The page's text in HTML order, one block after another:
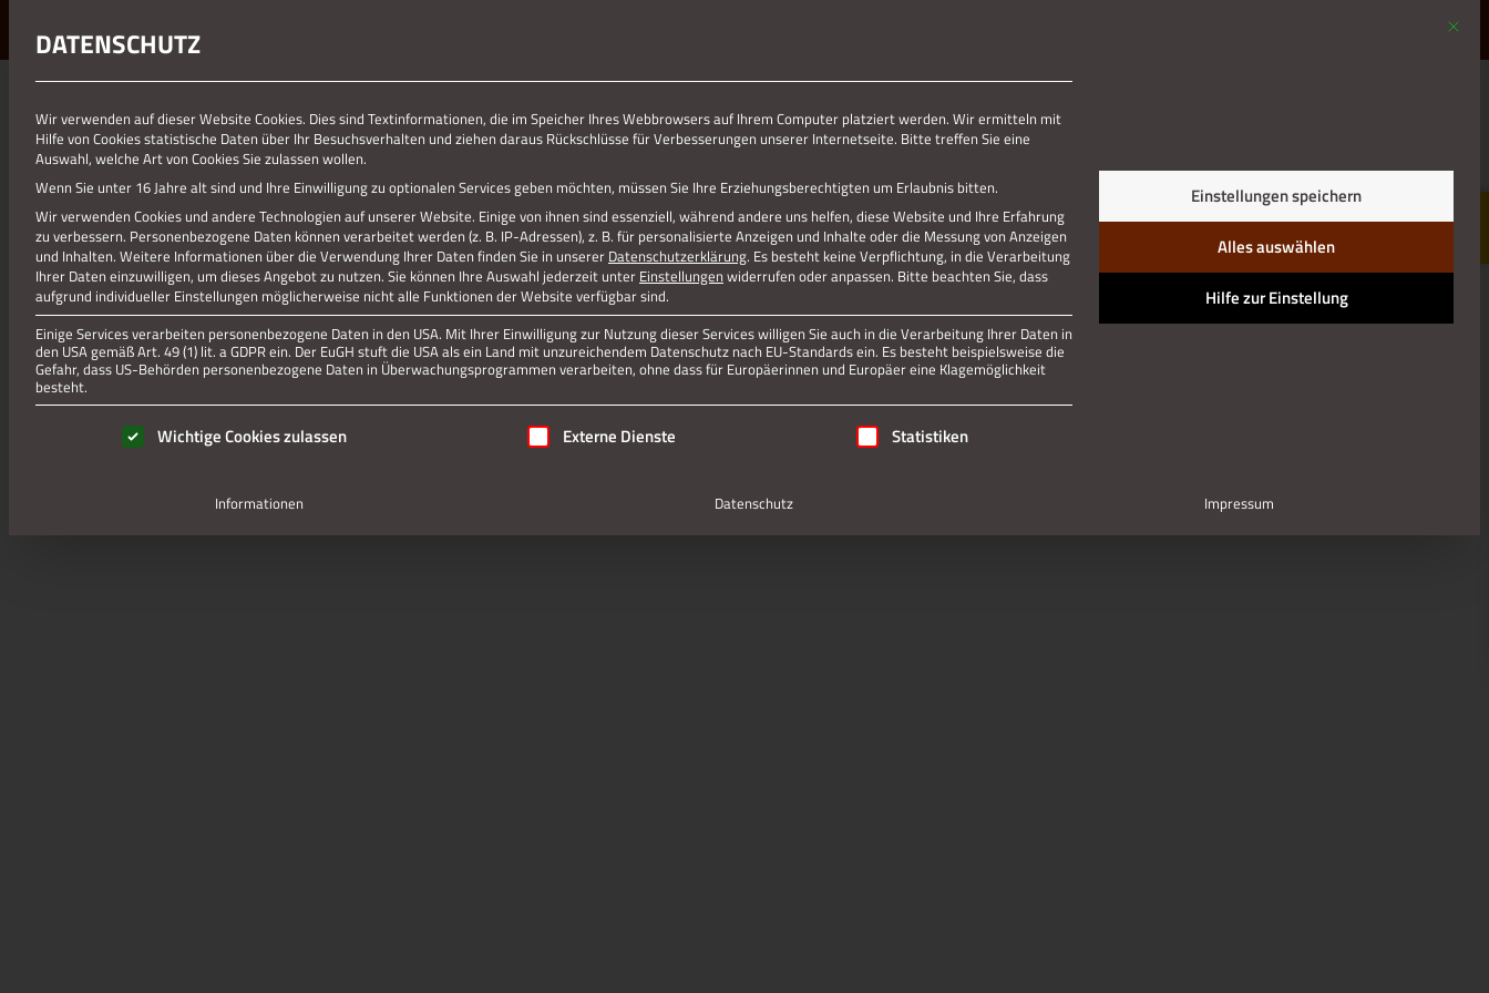
01.01.1970
LATE NIGHT SHOPPING – LAURA MARKENSTEINER Jetzt teilen
Jetzt teilen
Datenschutz Impressum
Mit
DATENSCHUTZ
Wir verwenden auf dieser Website Cookies. Dies sind Textinformationen, die im Speicher Ihres Webbrowsers auf Ihrem Computer platziert werden. Wir ermitteln mit
Hilfe von Cookies statistische Daten über Ihr Besuchsverhalten und ziehen daraus Rückschlüsse für Verbesserungen unserer Internetseite. Bitte treffen Sie eine
Auswahl, welche Art von Cookies Sie zulassen wollen.
Wenn Sie unter 16 Jahre alt sind und Ihre Einwilligung zu optionalen Services geben möchten, müssen Sie Ihre Erziehungsberechtigten um Erlaubnis bitten.
Wir verwenden Cookies und andere Technologien auf unserer Website. Einige von ihnen sind essenziell, während andere uns helfen, diese Website und Ihre Erfahrung
zu verbessern. Personenbezogene Daten können verarbeitet werden (z. B. IP-Adressen), z. B. für personalisierte Anzeigen und Inhalte oder die Messung von Anzeigen
und Inhalten. Weitere Informationen über die Verwendung Ihrer Daten finden Sie in unserer Datenschutzerklärung. Es besteht keine Verpflichtung, in die Verarbeitung
Ihrer Daten einzuwilligen, um dieses Angebot zu nutzen. Sie können Ihre Auswahl jederzeit unter Einstellungen widerrufen oder anpassen. Bitte beachten Sie, dass
aufgrund individueller Einstellungen möglicherweise nicht alle Funktionen der Website verfügbar sind.
Einige Services verarbeiten personenbezogene Daten in den USA. Mit Ihrer Einwilligung zur Nutzung dieser Services willigen Sie auch in die Verarbeitung Ihrer Daten in
den USA gemäß Art. 49 (1) lit. a GDPR ein. Der EuGH stuft die USA als ein Land mit unzureichendem Datenschutz nach EU-Standards ein. Es besteht beispielsweise die
Gefahr, dass US-Behörden personenbezogene Daten in Überwachungsprogrammen verarbeiten, ohne dass für Europäerinnen und Europäer eine Klagemöglichkeit
besteht.
Es folgt eine Liste der Service-Gruppen, für die eine Einwilligung erteilt werden kann. Die erste Service-Gruppe ist essenziell und kann nicht abgewählt werden.
Wichtige Cookies zulassen Externe Dienste Statistiken
Einstellungen speichern
Alles auswählen
Hilfe zur Einstellung
Informationen Datenschutz Impressum